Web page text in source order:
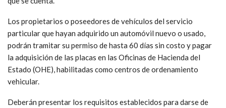
Los propietarios o poseedores de vehículos del servicio
particular que hayan adquirido un automóvil nuevo o usado,
podrán tramitar su permiso de hasta 60 días sin costo y pagar
la adquisición de las placas en las Oficinas de Hacienda del
Estado (OHE), habilitadas como centros de ordenamiento
vehicular.
Deberán presentar los requisitos establecidos para darse de